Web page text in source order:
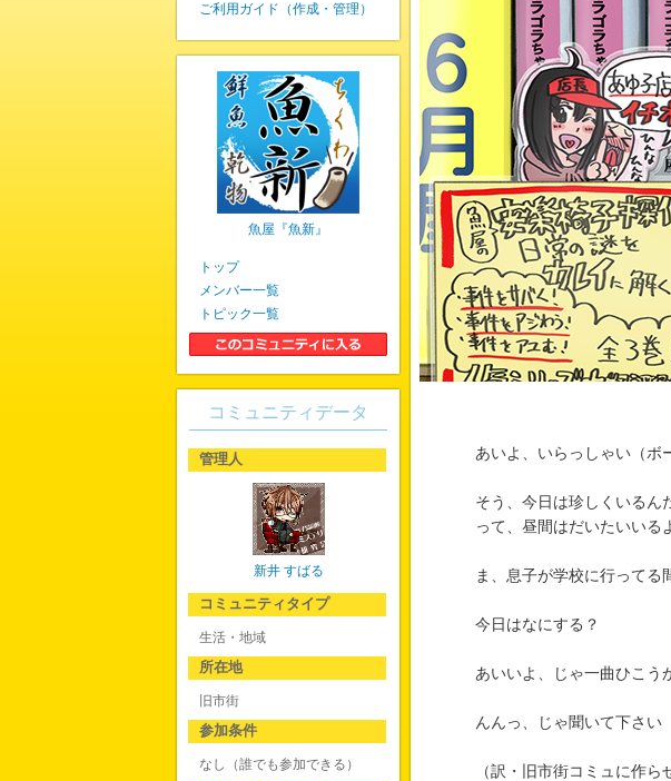
あいよ、いらっしゃい（ボ
そう、今日は珍しくいるん
って、昼間はだいたいいる
ま、息子が学校に行ってる
今日はなにする？
あいいよ、じゃ一曲ひこう
んんっ、じゃ聞いて下さ
（訳・旧市街コミュに作ら
ご利用ガイド（作成・管理）
魚屋『魚新』
トップ
メンバー一覧
トピック一覧
コミュニティデータ
管理人
新井 すばる
コミュニティタイプ
生活・地域
所在地
旧市街
参加条件
なし（誰でも参加できる）